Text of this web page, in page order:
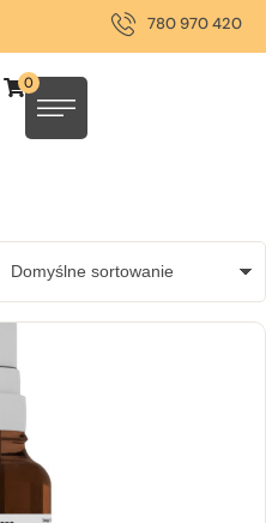
780 970 420
0